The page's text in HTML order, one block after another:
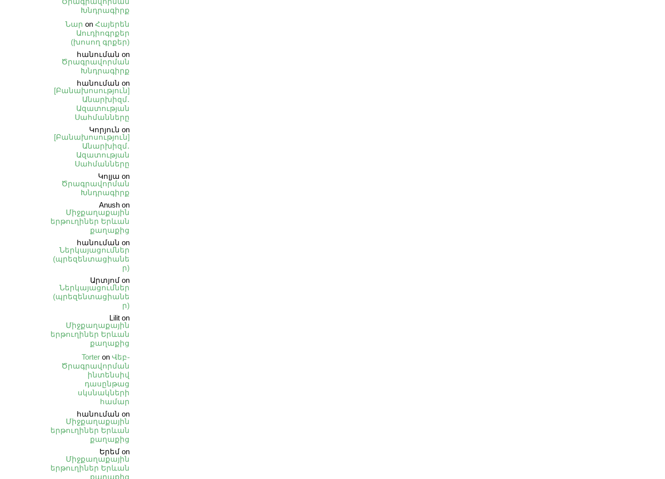
Խնդրագիրք
Նար on Հայերեն
Աուդիոգրքեր
(խոսող գրքեր)
հանուման on
Ծրագրավորման
Խնդրագիրք
հանուման on
[Բանախոսություն]
Անարխիզմ․
Ազատության
Սահմանները
Կորյուն on
[Բանախոսություն]
Անարխիզմ․
Ազատության
Սահմանները
Կոլյա on
Ծրագրավորման
Խնդրագիրք
Anush on
Միջքաղաքային
երթուղիներ Երևան
քաղաքից
հանուման on
Ներկայացումներ
(պրեզենտացիանե
ր)
Արտյոմ on
Ներկայացումներ
(պրեզենտացիանե
ր)
Lilit on
Միջքաղաքային
երթուղիներ Երևան
քաղաքից
Torter on Վեբ֊
Ծրագրավորման
ինտենսիվ
դասընթաց
սկսնակների
համար
հանուման on
Միջքաղաքային
երթուղիներ Երևան
քաղաքից
Երեմ on
Միջքաղաքային
երթուղիներ Երևան
քաղաքից